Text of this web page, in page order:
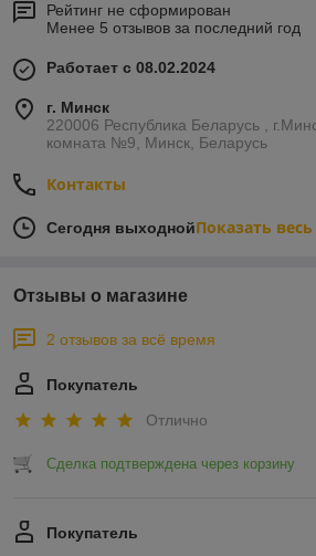
Рейтинг не сформирован
Менее 5 отзывов за последний год
Работает с 08.02.2024
г. Минск
220006 Республика Беларусь ,
комната №9, Минск, Беларусь
Контакты
Сегодня выходнойПоказать
Отзывы о магазине
2 отзывов за всё время
Покупатель
Отлично
Сделка подтверждена через корзину
Покупатель